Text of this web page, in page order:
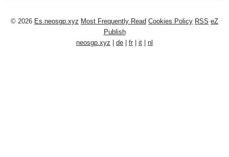
© 2026 Es.neosgp.xyz Most Frequently Read Cookies Policy RSS eZ
Publish
neosgp.xyz | de | fr | it | nl